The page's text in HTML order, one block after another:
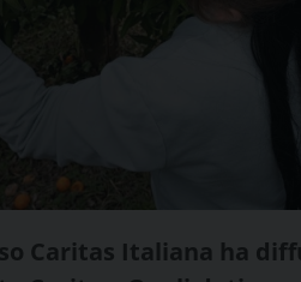
Caritas Italiana ha